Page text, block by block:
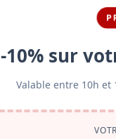
-10% sur
Valable entre 10h